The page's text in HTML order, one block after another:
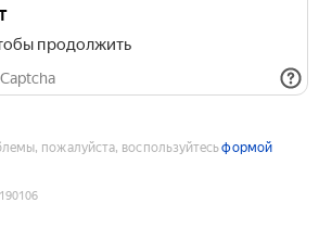
продолжить
пожалуйста, воспользуйтесьформой